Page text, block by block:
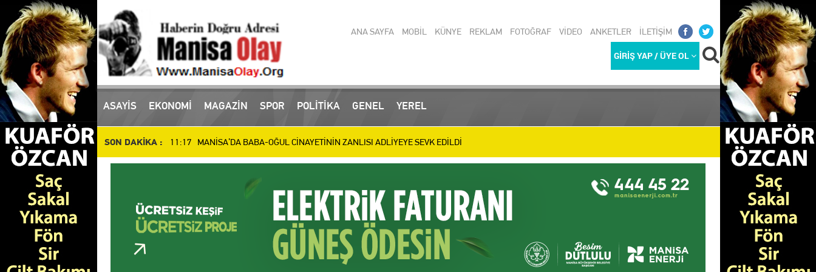
ANA SAYFA MOBİL KÜNYE REKLAM FOTOĞRAF VİDEO ANKETLER İLETİŞİM
GİRİŞ YAP / ÜYE OL
ASAYİS EKONOMİ MAGAZİN SPOR POLİTİKA GENEL YEREL
SON DAKİKA :
16:10 Manisa'da uyuşturucu operasyonlarında yakalanan 3 zanlı tutuklandı
11:17 MANİSA’DA BABA-OĞUL CİNAYETİNİN ZANLISI ADLİYEYE SEVK EDİLDİ
10:51 Manisa’da Dün Öldürülen Baba ve Oğul Son Yolculuğuna Uğurlanıyor
14:48 SALİHLİ’DE DEV YATIRIM MESAİSİ: BİLİM MERKEZİ, SEVGİ YOLU VE SOSYAL TESİSLERDE HAREKETLİ G
14:37 İl Müdürü Öztürk, Atletizmde 9 Madalya Kazanan Belinay’ı Ödüllendirdi
14:27 Manisalı Güreşçilerden Türkiye Şampiyonası’nda 11 Madalya